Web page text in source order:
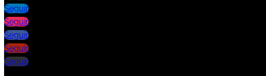
Seguir
Seguir
Seguir
Seguir
Seguir